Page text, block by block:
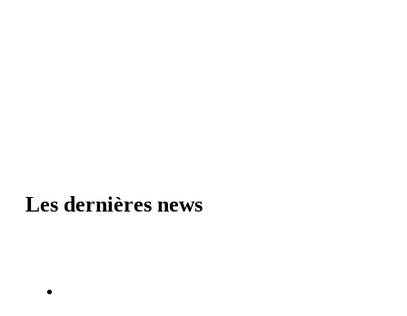
Les dernières news